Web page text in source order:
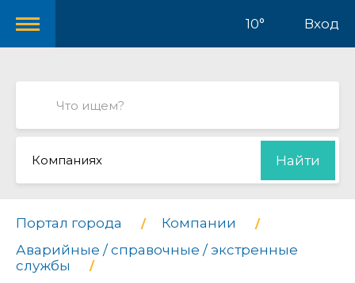
10° Вход
Компаниях Найти
Портал города
Компании
Аварийные / справочные / экстренные
службы